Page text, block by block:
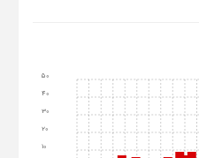
10
20
30
40
50